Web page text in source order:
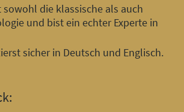
sowohl die klassische als auch
und bist ein echter Experte in
sicher in Deutsch und Englisch.